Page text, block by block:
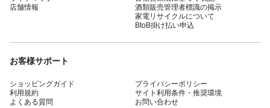
店舗情報
酒類販売管理者標識の掲示
家電リサイクルについて
BtoB掛け払い申込
お客様サポート
ショッピングガイド
利用規約
よくある質問
プライバシーポリシー
サイト利用条件・推奨環境
お問い合わせ